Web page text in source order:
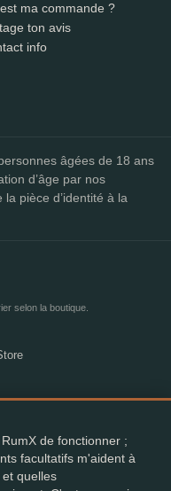
ma commande ?
ton avis
info
âgées de 18 ans
d’âge par nos
pièce d’identité à la
selon la boutique.
(EUTM n° 018407164).
de fonctionner ;
facultatifs m'aident à
quelles